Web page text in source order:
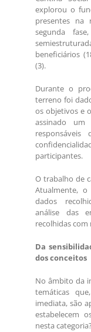
explorou o
presentes na
segunda
beneficiários
(3).
Durante o
terreno foi
os objetivos e
assinado
participantes.
O trabalho de
Atualmente,
dados
análise das
recolhidas com
Da
dos conceitos
No âmbito da
temáticas
imediata, são
estabelecem
nesta categoria?